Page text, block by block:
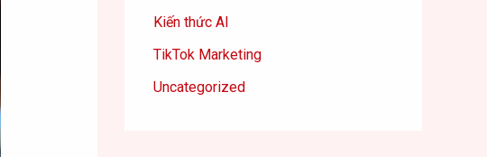
Kiến thức AI
TikTok Marketing
Uncategorized